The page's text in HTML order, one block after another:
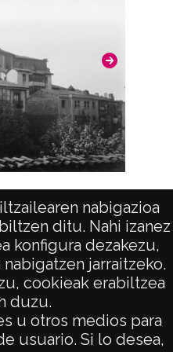
nabigazioa
ditu. Nahi izanez
konfigura dezakezu,
jarraitzeko.
cookieak erabiltzea
duzu.
u otros medios para
usuario. Si lo desea,
Duplicado del
del; positivo: 1147
ATHA-DAF-GUE-
ATHA-DAF-
negativo: ATHA-